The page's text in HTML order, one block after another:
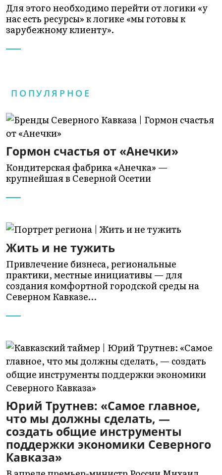
Для этого необходимо перейти от логики «у
нас есть ресурсы» к логике «мы готовы к
зарубежному клиенту».
ПОПУЛЯРНОЕ
Гормон счастья от «Анечки»
Кондитерская фабрика «Анечка» —
крупнейшая в Северной Осетии
Жить и не тужить
Привлечение бизнеса, региональные
практики, местные инициативы — для
создания комфортной городской среды на
Северном Кавказе…
Юрий Трутнев: «Самое главное,
что мы должны сделать, —
создать общие инструменты
поддержки экономики Северного
Кавказа»